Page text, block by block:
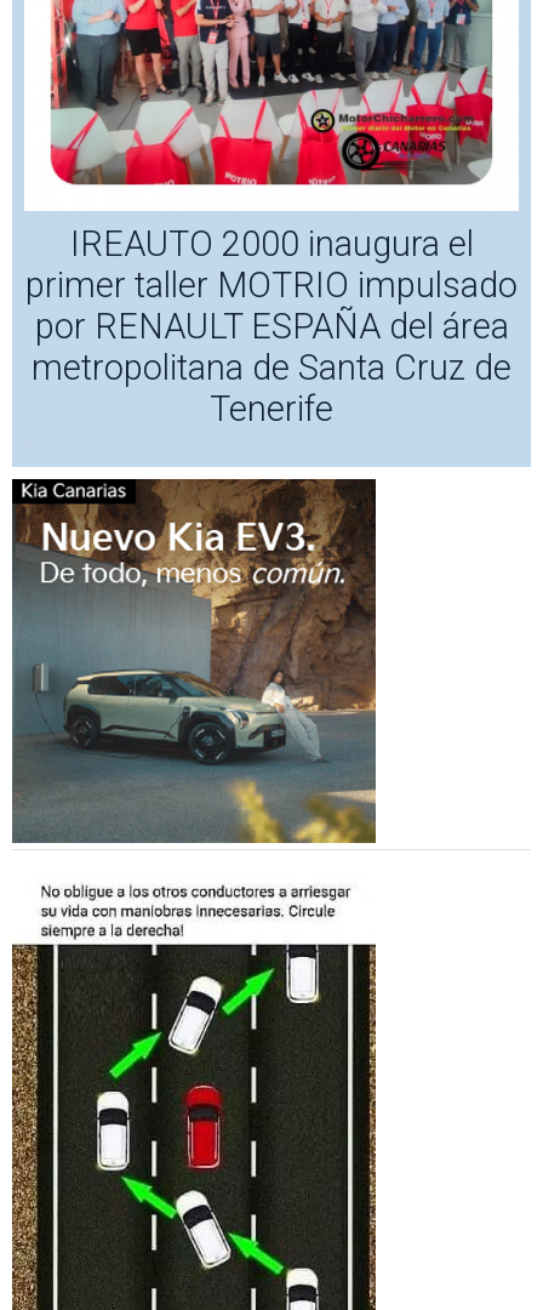
IREAUTO 2000 inaugura el
primer taller MOTRIO impulsado
por RENAULT ESPAÑA del área
metropolitana de Santa Cruz de
Tenerife